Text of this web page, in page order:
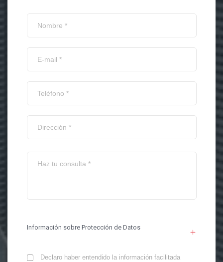
Información sobre Protección de Datos
Declaro haber entendido la información facilitada